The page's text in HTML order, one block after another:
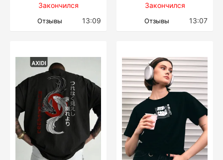
Закончился
Отзывы 13:09
Закончился
Отзывы 13:07